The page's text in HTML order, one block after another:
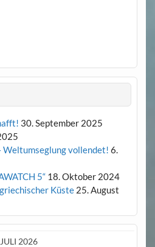
30. September 2025
Weltumseglung vollendet! 6.
5“ 18. Oktober 2024
Küste 25. August
JULI 2026